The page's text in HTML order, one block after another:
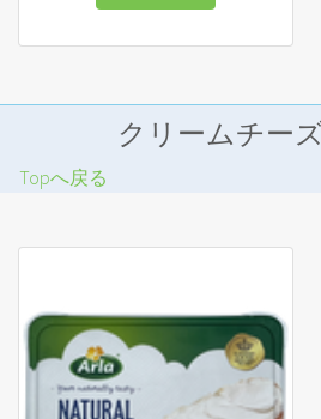
クリームチー
Topへ戻る